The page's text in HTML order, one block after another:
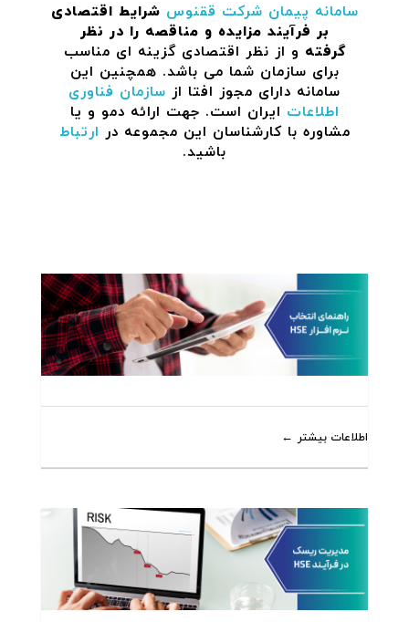
سامانه پیمان شرکت ققنوس شرایط اقتصادی
بر فرآیند مزایده و مناقصه را در نظر
گرفته و از نظر اقتصادی گزینه ای مناسب
برای سازمان شما می باشد. همچنین این
سامانه دارای مجوز افتا از سازمان فناوری
اطلاعات ایران است. جهت ارائه دمو و یا
مشاوره با کارشناسان این مجموعه در ارتباط
باشید.
اطلاعات بیشتر